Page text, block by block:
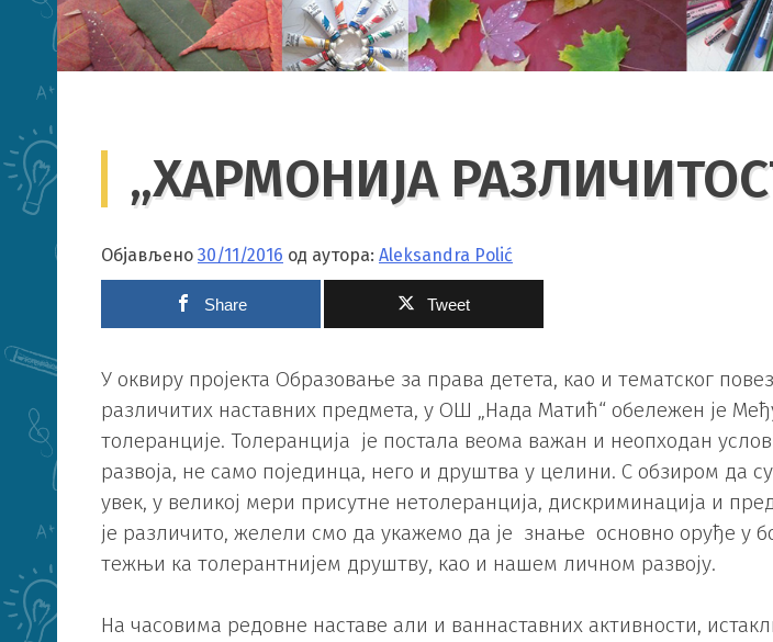
„ХАРМОНИЈА
Објављено 30/11/2016 од аутора: Aleksandra Polić
Share Tweet
У оквиру пројекта Образовање за права детета, као и тематског
различитих наставних предмета, у ОШ „Нада Матић“ обележен је
толеранције. Толеранција је постала веома важан и неопходан
развоја, не само појединца, него и друштва у целини. С обзиром да
увек, у великој мери присутне нетолеранција, дискриминација и
је различито, желели смо да укажемо да је знање основно оруђе у
тежњи ка толерантнијем друштву, као и нашем личном развоју.
На часовима редовне наставе али и ваннаставних активности,